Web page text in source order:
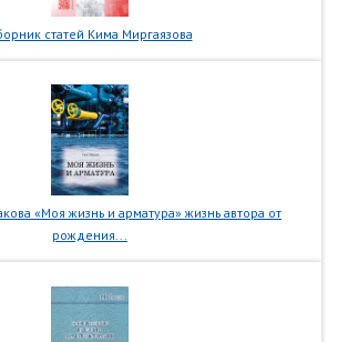
статей Кима Миргаязова
«Моя жизнь и арматура» жизнь автора от
рождения...